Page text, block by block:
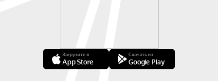
Загрузите в
App Store
Скачать из
Google Play